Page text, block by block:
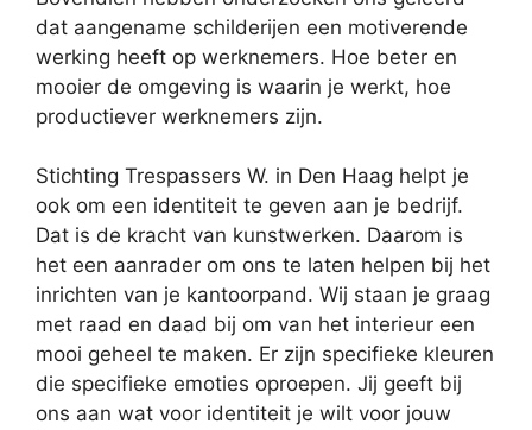
dat aangename schilderijen een motiverende
werking heeft op werknemers. Hoe beter en
mooier de omgeving is waarin je werkt, hoe
productiever werknemers zijn.
Stichting Trespassers W. in Den Haag helpt je
ook om een identiteit te geven aan je bedrijf.
Dat is de kracht van kunstwerken. Daarom is
het een aanrader om ons te laten helpen bij het
inrichten van je kantoorpand. Wij staan je graag
met raad en daad bij om van het interieur een
mooi geheel te maken. Er zijn specifieke kleuren
die specifieke emoties oproepen. Jij geeft bij
ons aan wat voor identiteit je wilt voor jouw